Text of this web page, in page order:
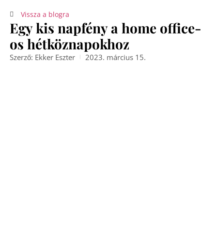
Vissza a blogra
Egy kis napfény a home office-
os hétköznapokhoz
Szerző: Ekker Eszter 2023. március 15.